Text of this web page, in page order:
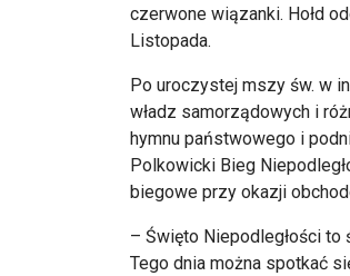
czerwone wiązanki. Hołd
Listopada.
Po uroczystej mszy św. w
władz samorządowych i ró
hymnu państwowego i
Polkowicki Bieg
biegowe przy okazji obchod
– Święto Niepodległości to
Tego dnia można spotkać